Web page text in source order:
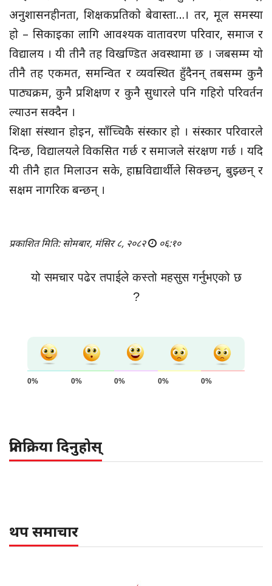
अनुशासनहीनता, शिक्षकप्रतिको बेवास्ता…। तर, मूल समस्या
हो – सिकाइका लागि आवश्यक वातावरण परिवार, समाज र
विद्यालय । यी तीनै तह विखण्डित अवस्थामा छ । जबसम्म यो
तीनै तह एकमत, समन्वित र व्यवस्थित हुँदैनन् तबसम्म कुनै
पाठ्यक्रम, कुनै प्रशिक्षण र कुनै सुधारले पनि गहिरो परिवर्तन
ल्याउन सक्दैन ।
शिक्षा संस्थान होइन, साँच्चिकै संस्कार हो । संस्कार परिवारले
दिन्छ, विद्यालयले विकसित गर्छ र समाजले संरक्षण गर्छ । यदि
यी तीनै हात मिलाउन सके, हाम्रा विद्यार्थीले सिक्छन्, बुझ्छन् र
सक्षम नागरिक बन्छन् ।
प्रकाशित मिति: सोमबार, मंसिर ८, २०८२ ०६:१०
यो समचार पढेर तपाईले कस्तो महसुस गर्नुभएको छ
?
0% 0% 0% 0% 0%
प्रतिक्रिया दिनुहोस्
थप समाचार